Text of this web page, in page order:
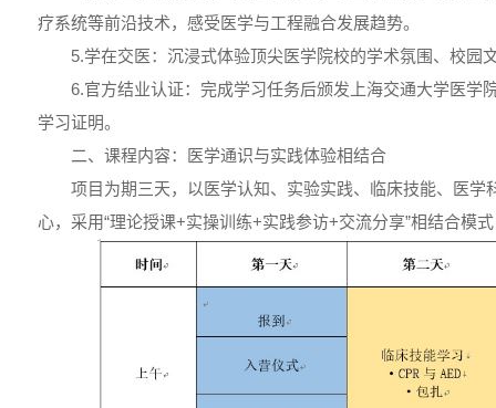
疗系统等前沿技术，感受医学与工程融合发展趋势。
5.学在交医：沉浸式体验顶尖医学院校的学术氛围、校园
6.官方结业认证：完成学习任务后颁发上海交通大学医学
学习证明。
二、课程内容：医学通识与实践体验相结合
项目为期三天，以医学认知、实验实践、临床技能、医学
心，采用“理论授课+实操训练+实践参访+交流分享”相结合模